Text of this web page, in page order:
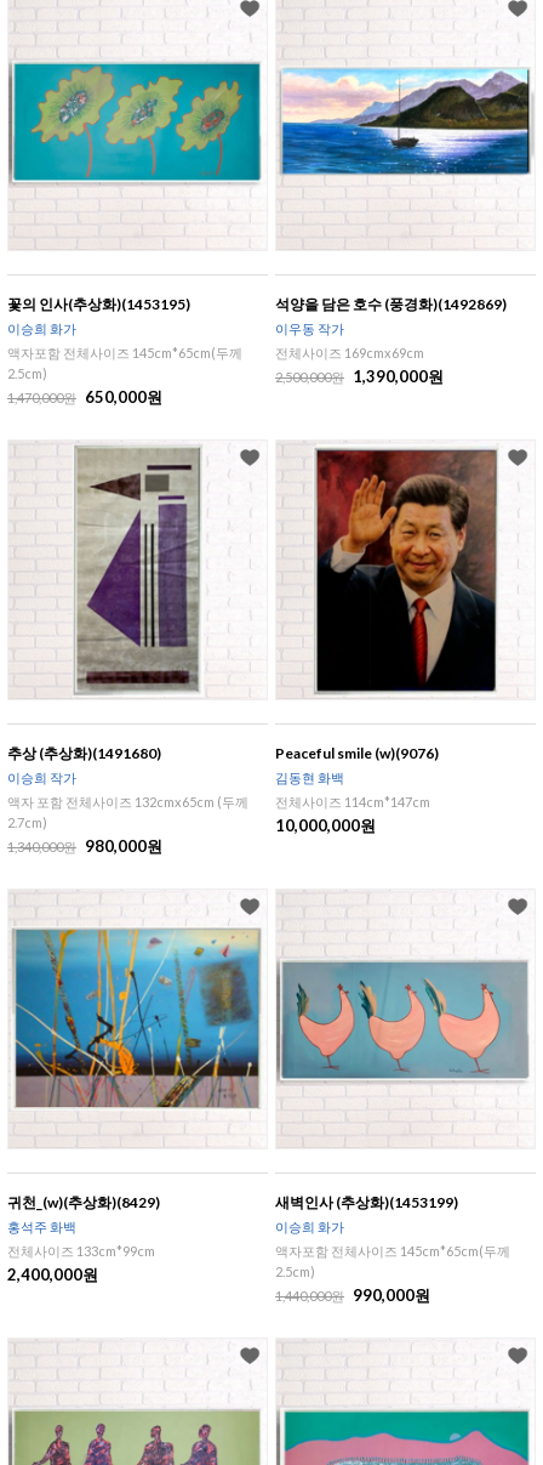
꽃의 인사(추상화)(1453195)
이승희 화가
액자포함 전체사이즈 145cm*65cm(두께
2.5cm)
1,470,000원
650,000원
석양을 담은 호수 (풍경화)(1492869)
이우동 작가
전체사이즈 169cmx69cm
2,500,000원
1,390,000원
추상 (추상화)(1491680)
이승희 작가
액자 포함 전체사이즈 132cmx65cm (두께
2.7cm)
1,340,000원
980,000원
Peaceful smile (w)(9076)
김동현 화백
전체사이즈 114cm*147cm
10,000,000원
귀천_(w)(추상화)(8429)
홍석주 화백
전체사이즈 133cm*99cm
2,400,000원
새벽인사 (추상화)(1453199)
이승희 화가
액자포함 전체사이즈 145cm*65cm(두께
2.5cm)
1,440,000원
990,000원